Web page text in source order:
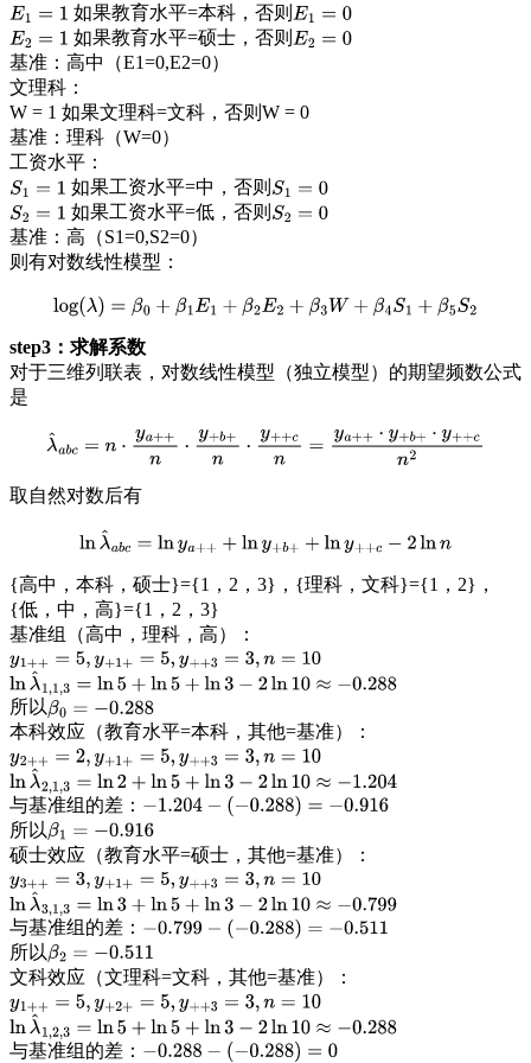
E1 =1 如果教育水平=本科，否则 E1 =0
E2 =1 如果教育水平=硕士，否则 E2=0
基准：高中（E1=0,E2=0）
文理科：
W = 1 如果文理科=文科，否则W = 0
基准：理科（W=0）
工资水平：
S1 =1 如果工资水平=中，否则 S1 =0
S2 =1 如果工资水平=低，否则 S2 =0
基准：高（S1=0,S2=0）
则有对数线性模型：
log (λ)=β0+β1E 1+ β2E2+β3W+β4S 1+β5S 2
step3：求解系数
对于三维列联表，对数线性模型（独立模型）的期望频数公式
是
^abc = n⋅ya++ n ⋅y+b+n ⋅ y++cn=ya ++⋅y+b+⋅y++cn2
取自然对数后有
ln λ^abc = ln a ++ +lny +b +lny ++ − 2ln n
{高中，本科，硕士}={1，2，3}，{理科，文科}={1，2}，
{低，中，高}={1，2，3}
基准组（高中，理科，高）：
y1++ =5 y+ 1+=5 y+ +3=3,n= 10
lnλ^1 , 1, 3= ln5+ ln5 +ln3 −2 ln10 ≈− 0.288
所以β0 =− 0.288
本科效应（教育水平=本科，其他=基准）：
y2++ =2 y+ 1+=5 y+ +3=3,n= 10
lnλ^2 , 1, 3= ln2+ ln5 +ln3 −2 ln10 ≈− 1.204
与基准组的差： −1.204− (− 0.288)=−0.916
所以β1 =− 0.916
硕士效应（教育水平=硕士，其他=基准）：
y3++ =3 y+ 1+=5 y+ +3=3,n= 10
lnλ^3 , 1, 3= ln3+ln5 +ln3 −2 ln10 ≈− 0.799
与基准组的差： −0.799− (− 0.288)=−0.511
所以β2 =− 0.511
文科效应（文理科=文科，其他=基准）：
y1++ =5 y+ 2+=5 y+ +3=3,n= 10
lnλ^1 ,2, 3= ln5+ ln5 +ln3 −2 ln10 ≈− 0.288
与基准组的差： −0.288− (− 0.288)=0